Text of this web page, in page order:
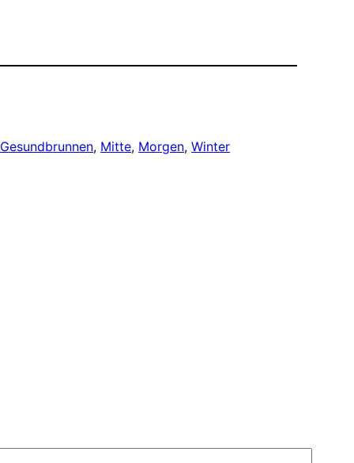
Gesundbrunnen, Mitte, Morgen, Winter